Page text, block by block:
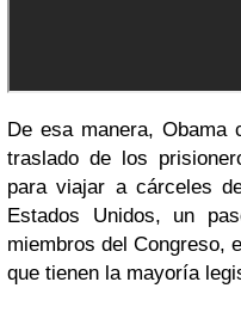
De esa manera, Obama
traslado de los
para viajar a cárceles
Estados Unidos, un
miembros del Congreso,
que tienen la mayoría